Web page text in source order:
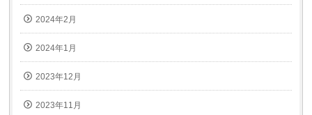
2024年2月
2024年1月
2023年12月
2023年11月